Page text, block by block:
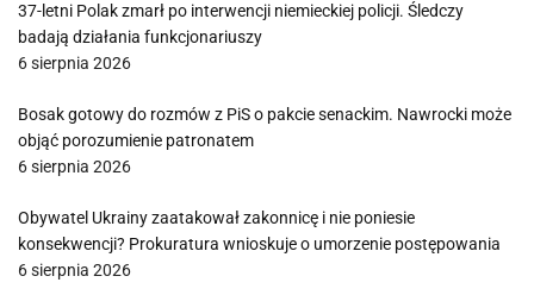
37-letni Polak zmarł po interwencji niemieckiej policji. Śledczy
badają działania funkcjonariuszy
6 sierpnia 2026
Bosak gotowy do rozmów z PiS o pakcie senackim. Nawrocki może
objąć porozumienie patronatem
6 sierpnia 2026
Obywatel Ukrainy zaatakował zakonnicę i nie poniesie
konsekwencji? Prokuratura wnioskuje o umorzenie postępowania
6 sierpnia 2026